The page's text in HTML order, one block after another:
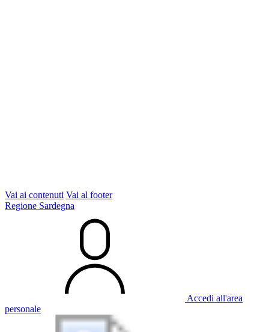
Vai ai contenuti Vai al footer
Regione Sardegna
Accedi all'area
personale